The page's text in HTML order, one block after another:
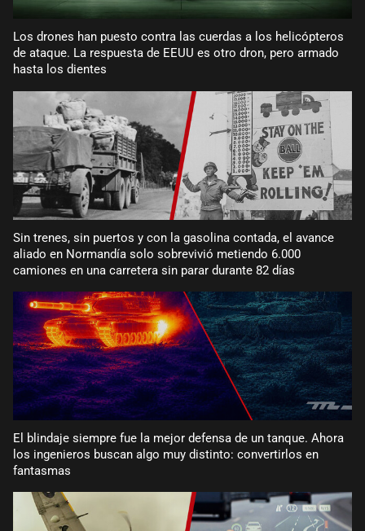
Los drones han puesto contra las cuerdas a los helicópteros
de ataque. La respuesta de EEUU es otro dron, pero armado
hasta los dientes
Sin trenes, sin puertos y con la gasolina contada, el avance
aliado en Normandía solo sobrevivió metiendo 6.000
camiones en una carretera sin parar durante 82 días
El blindaje siempre fue la mejor defensa de un tanque. Ahora
los ingenieros buscan algo muy distinto: convertirlos en
fantasmas